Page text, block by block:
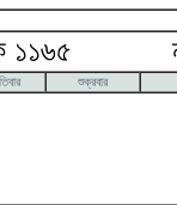
১১৬৫
শুক্রবার